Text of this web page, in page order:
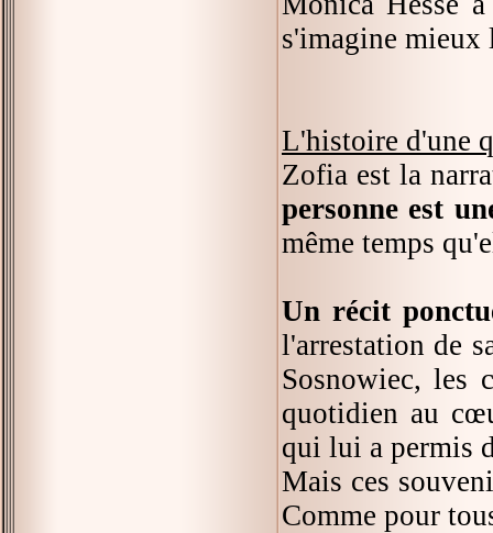
s'imagine
L'histoire d'une
Zofia est la
personne est
même temps
Un récit
l'arrestation de
Sosnowiec, les
quotidien au
qui lui a permis
Mais ces
Comme pour